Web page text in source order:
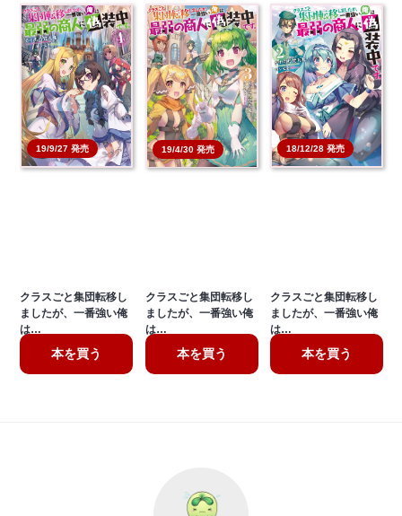
19/9/27 発売
クラスごと集団転移し
ましたが、一番強い俺
は…
本を買う
19/4/30 発売
クラスごと集団転移し
ましたが、一番強い俺
は…
本を買う
18/12/28 発売
クラスごと集団転移し
ましたが、一番強い俺
は…
本を買う